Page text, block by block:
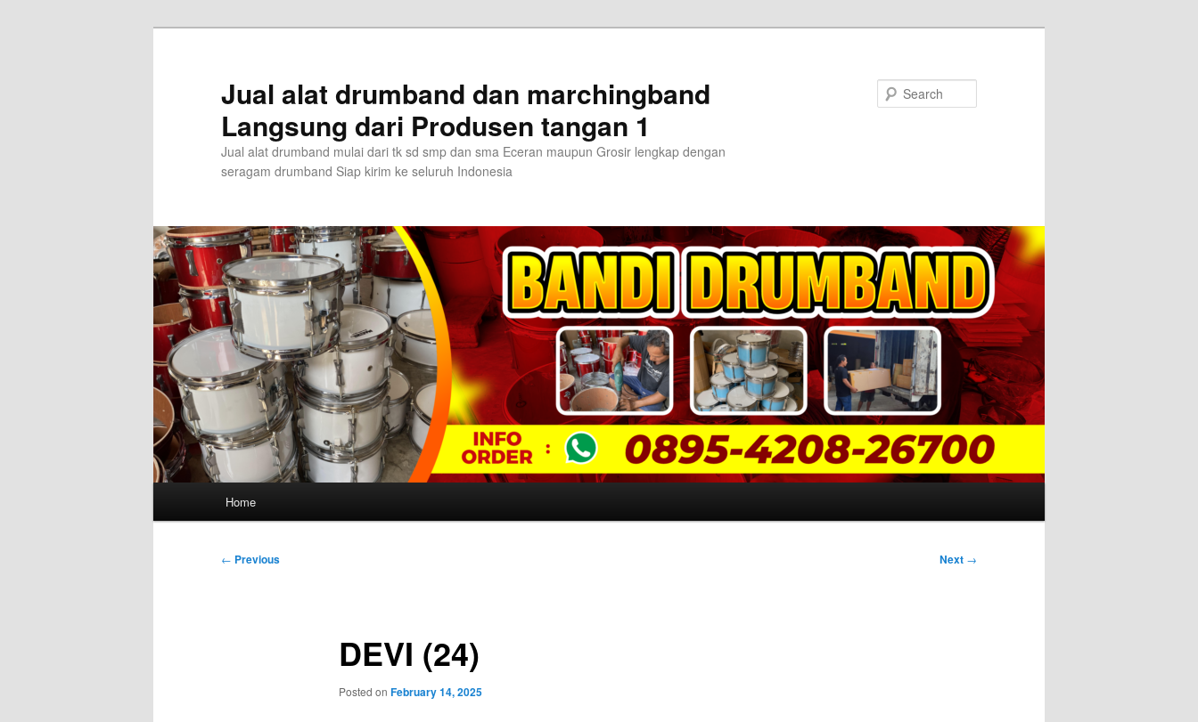
Jual alat drumband dan marchingband
Langsung dari Produsen tangan 1
Jual alat drumband mulai dari tk sd smp dan sma Eceran maupun Grosir lengkap dengan
seragam drumband Siap kirim ke seluruh Indonesia
Home
Post
← Previous Next →
DEVI (24)
Posted on February 14, 2025